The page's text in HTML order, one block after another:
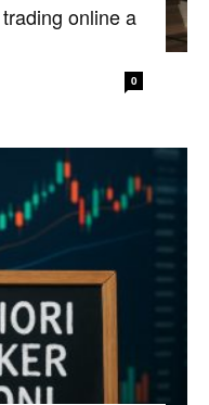
online a
0